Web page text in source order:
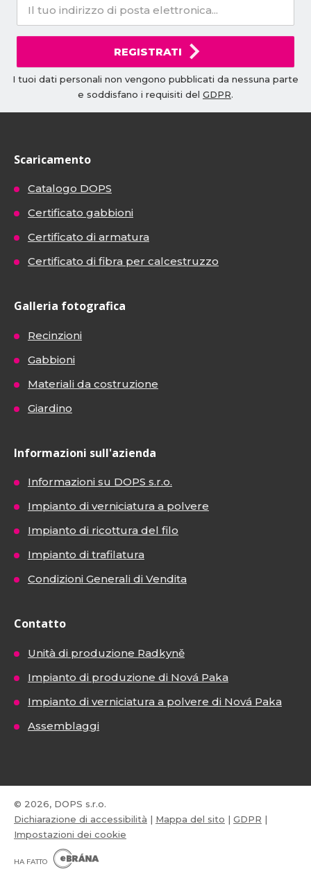
REGISTRATI
I tuoi dati personali non vengono pubblicati da nessuna parte
e soddisfano i requisiti del GDPR.
Scaricamento
Catalogo DOPS
Certificato gabbioni
Certificato di armatura
Certificato di fibra per calcestruzzo
Galleria fotografica
Recinzioni
Gabbioni
Materiali da costruzione
Giardino
Informazioni sull'azienda
Informazioni su DOPS s.r.o.
Impianto di verniciatura a polvere
Impianto di ricottura del filo
Impianto di trafilatura
Condizioni Generali di Vendita
Contatto
Unità di produzione Radkyně
Impianto di produzione di Nová Paka
Impianto di verniciatura a polvere di Nová Paka
Assemblaggi
© 2026, DOPS s.r.o.
Dichiarazione di accessibilità | Mappa del sito | GDPR |
Impostazioni dei cookie
HA FATTO
B